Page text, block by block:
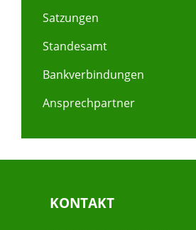
Satzungen
Standesamt
Bankverbindungen
Ansprechpartner
KONTAKT